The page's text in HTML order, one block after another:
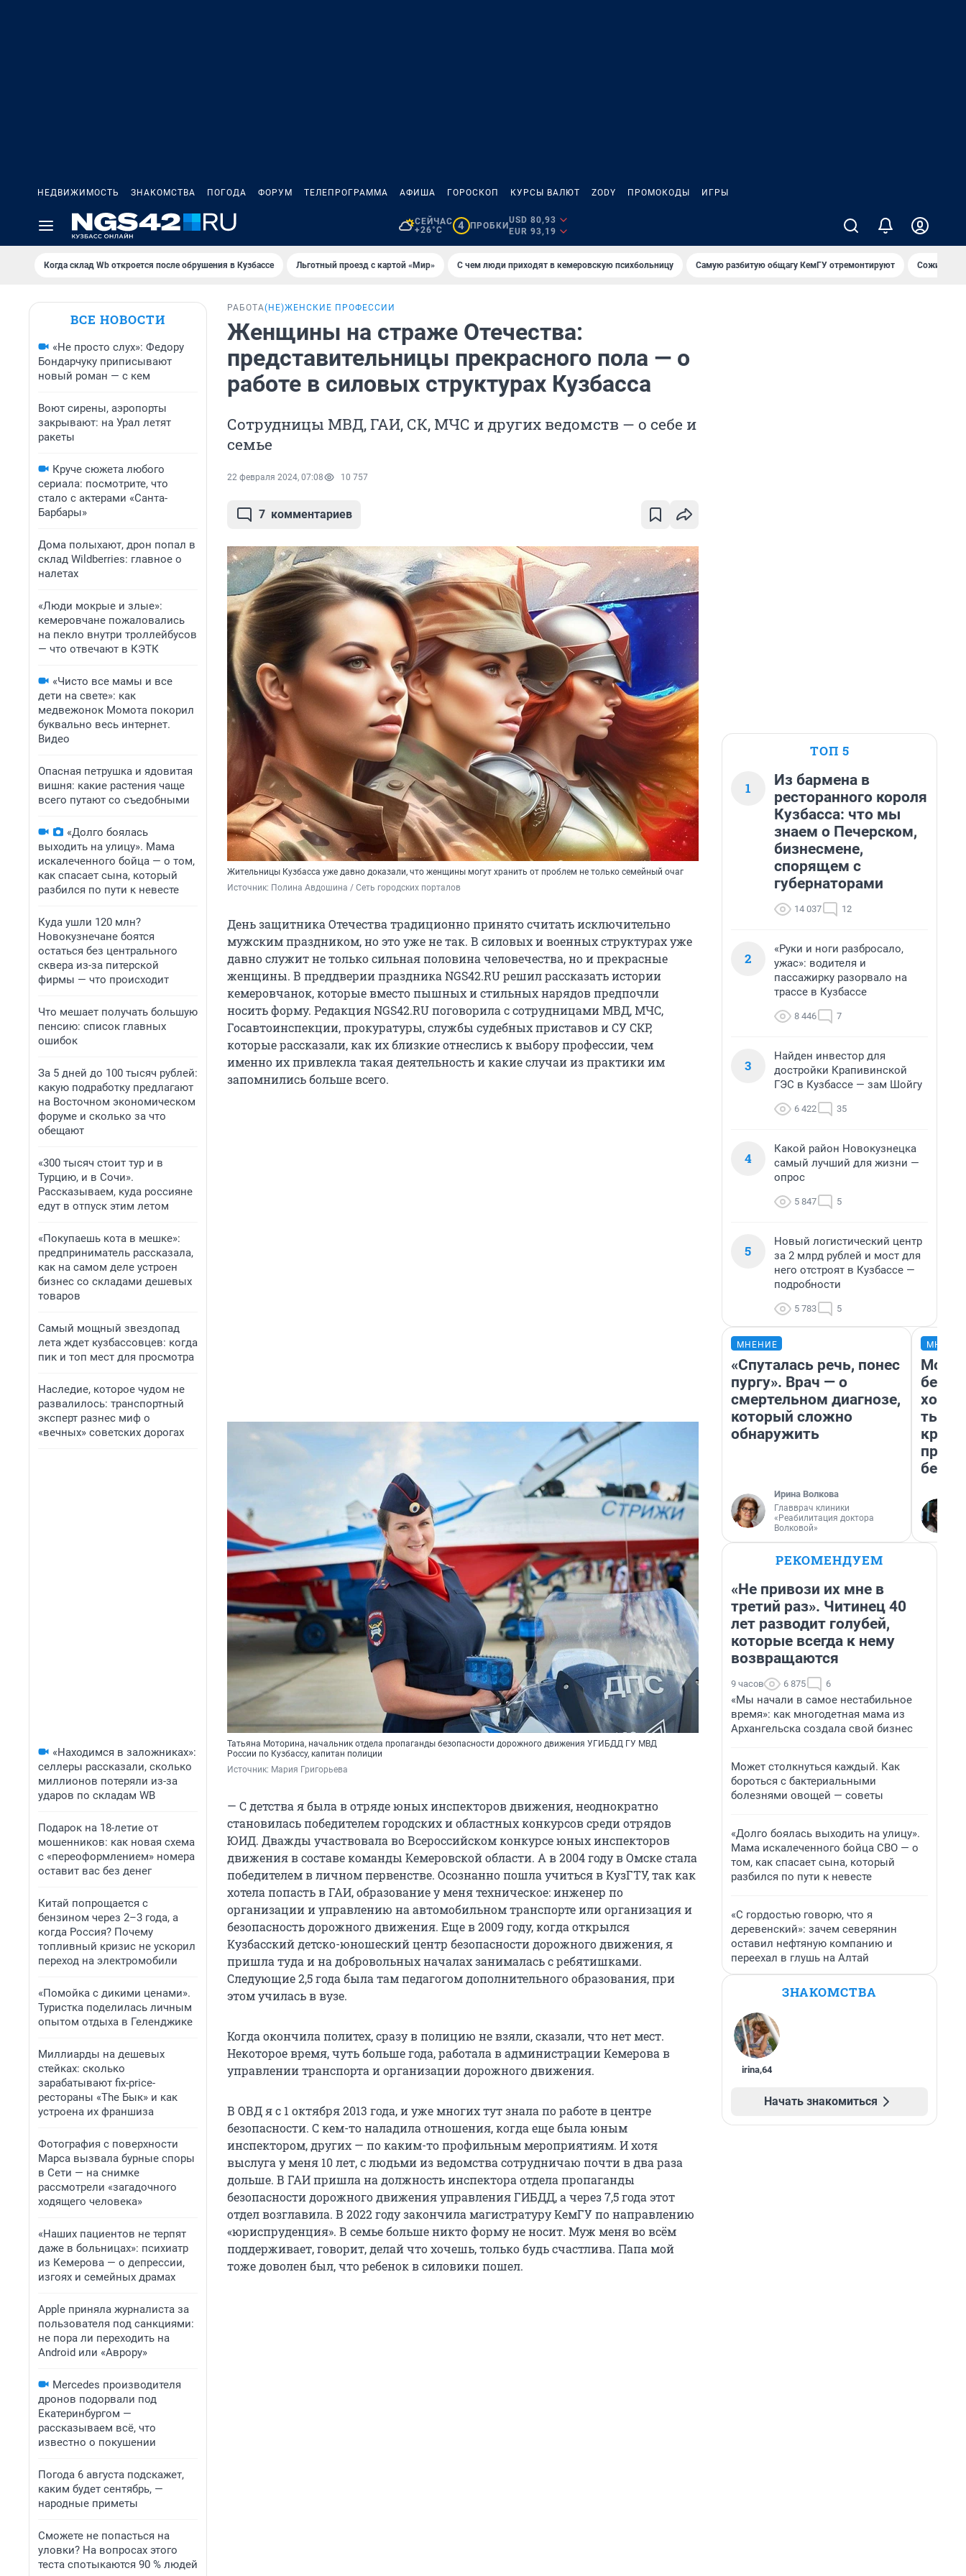
НЕДВИЖИМОСТЬ ЗНАКОМСТВА ПОГОДА ФОРУМ ТЕЛЕПРОГРАММА АФИША ГОРОСКОП КУРСЫ ВАЛЮТ ZODY ПРОМОКОДЫ ИГРЫ
СЕЙЧАС
+26°C
4 ПРОБКИ
USD 80,93
EUR 93,19
Когда склад Wb откроется после обрушения в Кузбассе Льготный проезд с картой «Мир» С чем люди приходят в кемеровскую психбольницу Самую разбитую общагу КемГУ отремонтируют
ВСЕ НОВОСТИ
«Не просто слух»: Федору
Бондарчуку приписывают
новый роман — с кем
Воют сирены, аэропорты
закрывают: на Урал летят
ракеты
Круче сюжета любого
сериала: посмотрите, что
стало с актерами «Санта-
Барбары»
Дома полыхают, дрон попал в
склад Wildberries: главное о
налетах
«Люди мокрые и злые»:
кемеровчане пожаловались
на пекло внутри троллейбусов
— что отвечают в КЭТК
«Чисто все мамы и все
дети на свете»: как
медвежонок Момота покорил
буквально весь интернет.
Видео
Опасная петрушка и ядовитая
вишня: какие растения чаще
всего путают со съедобными
«Долго боялась
выходить на улицу». Мама
искалеченного бойца — о том,
как спасает сына, который
разбился по пути к невесте
Куда ушли 120 млн?
Новокузнечане боятся
остаться без центрального
сквера из-за питерской
фирмы — что происходит
Что мешает получать большую
пенсию: список главных
ошибок
За 5 дней до 100 тысяч рублей:
какую подработку предлагают
на Восточном экономическом
форуме и сколько за что
обещают
«300 тысяч стоит тур и в
Турцию, и в Сочи».
Рассказываем, куда россияне
едут в отпуск этим летом
«Покупаешь кота в мешке»:
предприниматель рассказала,
как на самом деле устроен
бизнес со складами дешевых
товаров
Самый мощный звездопад
лета ждет кузбассовцев: когда
пик и топ мест для просмотра
Наследие, которое чудом не
развалилось: транспортный
эксперт разнес миф о
«вечных» советских дорогах
«Находимся в заложниках»:
селлеры рассказали, сколько
миллионов потеряли из-за
ударов по складам WB
Подарок на 18-летие от
мошенников: как новая схема
с «переоформлением» номера
оставит вас без денег
Китай попрощается с
бензином через 2–3 года, а
когда Россия? Почему
топливный кризис не ускорил
переход на электромобили
«Помойка с дикими ценами».
Туристка поделилась личным
опытом отдыха в Геленджике
Миллиарды на дешевых
стейках: сколько
зарабатывают fix-price-
рестораны «The Бык» и как
устроена их франшиза
Фотография с поверхности
Марса вызвала бурные споры
в Сети — на снимке
рассмотрели «загадочного
ходящего человека»
«Наших пациентов не терпят
даже в больницах»: психиатр
из Кемерова — о депрессии,
изгоях и семейных драмах
Apple приняла журналиста за
пользователя под санкциями:
не пора ли переходить на
Android или «Аврору»
Mercedes производителя
дронов подорвали под
Екатеринбургом —
рассказываем всё, что
известно о покушении
Погода 6 августа подскажет,
каким будет сентябрь, —
народные приметы
Сможете не попасться на
уловки? На вопросах этого
теста спотыкаются 90 % людей
РАБОТА(НЕ)ЖЕНСКИЕ ПРОФЕССИИ
Женщины на страже Отечества:
представительницы прекрасного пола — о
работе в силовых структурах Кузбасса
Сотрудницы МВД, ГАИ, СК, МЧС и других ведомств — о себе и
семье
22 февраля 2024, 07:08 10 757
7 комментариев
Жительницы Кузбасса уже давно доказали, что женщины могут хранить от проблем не только семейный очаг
Источник: Полина Авдошина / Сеть городских порталов
День защитника Отечества традиционно принято считать исключительно
мужским праздником, но это уже не так. В силовых и военных структурах уже
давно служит не только сильная половина человечества, но и прекрасные
женщины. В преддверии праздника NGS42.RU решил рассказать истории
кемеровчанок, которые вместо пышных и стильных нарядов предпочли
носить форму. Редакция NGS42.RU поговорила с сотрудницами МВД, МЧС,
Госавтоинспекции, прокуратуры, службы судебных приставов и СУ СКР,
которые рассказали, как их близкие отнеслись к выбору профессии, чем
именно их привлекла такая деятельность и какие случаи из практики им
запомнились больше всего.
Татьяна Моторина, начальник отдела пропаганды безопасности дорожного движения УГИБДД ГУ МВД
России по Кузбассу, капитан полиции
Источник: Мария Григорьева
— С детства я была в отряде юных инспекторов движения, неоднократно
становилась победителем городских и областных конкурсов среди отрядов
ЮИД. Дважды участвовала во Всероссийском конкурсе юных инспекторов
движения в составе команды Кемеровской области. А в 2004 году в Омске стала
победителем в личном первенстве. Осознанно пошла учиться в КузГТУ, так как
хотела попасть в ГАИ, образование у меня техническое: инженер по
организации и управлению на автомобильном транспорте или организация и
безопасность дорожного движения. Еще в 2009 году, когда открылся
Кузбасский детско-юношеский центр безопасности дорожного движения, я
пришла туда и на добровольных началах занималась с ребятишками.
Следующие 2,5 года была там педагогом дополнительного образования, при
этом училась в вузе.
Когда окончила политех, сразу в полицию не взяли, сказали, что нет мест.
Некоторое время, чуть больше года, работала в администрации Кемерова в
управлении транспорта и организации дорожного движения.
В ОВД я с 1 октября 2013 года, и уже многих тут знала по работе в центре
безопасности. С кем-то наладила отношения, когда еще была юным
инспектором, других — по каким-то профильным мероприятиям. И хотя
выслуга у меня 10 лет, с людьми из ведомства сотрудничаю почти в два раза
дольше. В ГАИ пришла на должность инспектора отдела пропаганды
безопасности дорожного движения управления ГИБДД, а через 7,5 года этот
отдел возглавила. В 2022 году закончила магистратуру КемГУ по направлению
«юриспруденция». В семье больше никто форму не носит. Муж меня во всём
поддерживает, говорит, делай что хочешь, только будь счастлива. Папа мой
тоже доволен был, что ребенок в силовики пошел.
ТОП 5
1
Из бармена в
ресторанного короля
Кузбасса: что мы
знаем о Печерском,
бизнесмене,
спорящем с
губернаторами
14 037 12
2
«Руки и ноги разбросало,
ужас»: водителя и
пассажирку разорвало на
трассе в Кузбассе
8 446 7
3
Найден инвестор для
достройки Крапивинской
ГЭС в Кузбассе — зам Шойгу
6 422 35
4
Какой район Новокузнецка
самый лучший для жизни —
опрос
5 847 5
5
Новый логистический центр
за 2 млрд рублей и мост для
него отстроят в Кузбассе —
подробности
5 783 5
МНЕНИЕ
«Спуталась речь, понес
пургу». Врач — о
смертельном диагнозе,
который сложно
обнаружить
Ирина Волкова
Главврач клиники
«Реабилитация доктора
Волковой»
Мой
РЕКОМЕНДУЕМ
«Не привози их мне в
третий раз». Читинец 40
лет разводит голубей,
которые всегда к нему
возвращаются
9 часов 6 875 6
«Мы начали в самое нестабильное
время»: как многодетная мама из
Архангельска создала свой бизнес
Может столкнуться каждый. Как
бороться с бактериальными
болезнями овощей — советы
«Долго боялась выходить на улицу».
Мама искалеченного бойца СВО — о
том, как спасает сына, который
разбился по пути к невесте
«С гордостью говорю, что я
деревенский»: зачем северянин
оставил нефтяную компанию и
переехал в глушь на Алтай
ЗНАКОМСТВА
irina,64
Начать знакомиться